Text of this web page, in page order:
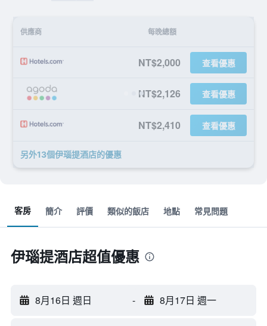
供應商 每晚總額
NT$2,000 查看優惠
NT$2,126 查看優惠
NT$2,410 查看優惠
另外13個伊瑙提酒店​的優惠
客房 簡介 評價 類似的飯店 地點 常見問題
伊瑙提酒店超值優惠
8月16日 週日 - 8月17日 週一